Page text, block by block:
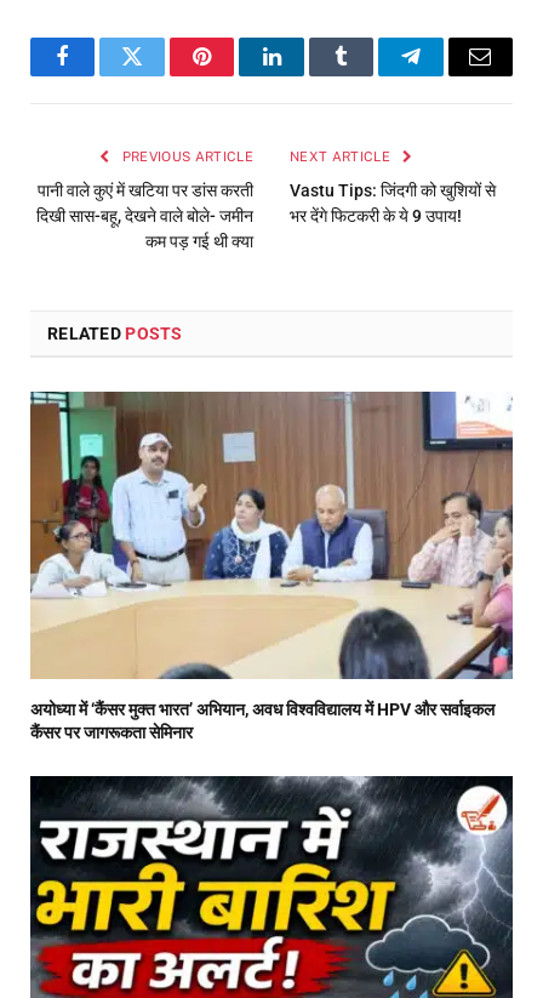
FacebookTwitter PinterestLinkedInTumblr TelegramEmail
PREVIOUS ARTICLE
पानी वाले कुएं में खटिया पर डांस करती
दिखी सास-बहू, देखने वाले बोले- जमीन
कम पड़ गई थी क्या
NEXT ARTICLE
Vastu Tips: जिंदगी को खुशियों से
भर देंगे फिटकरी के ये 9 उपाय!
RELATED POSTS
अयोध्या में ‘कैंसर मुक्त भारत’ अभियान, अवध विश्वविद्यालय में HPV और सर्वाइकल
कैंसर पर जागरूकता सेमिनार